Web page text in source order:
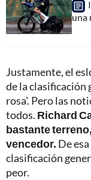
una
Justamente, el
de la clasificación
rosa'. Pero las
todos. Richard
bastante
vencedor. De
clasificación
peor.